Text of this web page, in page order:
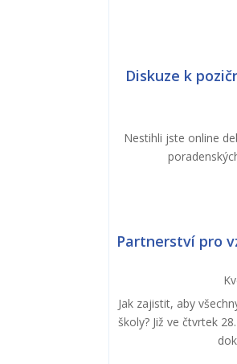
Diskuze k
Nestihli jste online
Partnerství pro
Jak zajistit, aby
školy? Již ve čtvrtek